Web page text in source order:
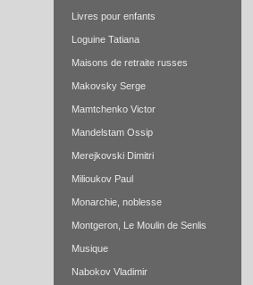
Livres pour enfants
Loguine Tatiana
Maisons de retraite russes
Makovsky Serge
Mamtchenko Victor
Mandelstam Ossip
Merejkovski Dimitri
Milioukov Paul
Monarchie, noblesse
Montgeron, Le Moulin de Senlis
Musique
Nabokov Vladimir